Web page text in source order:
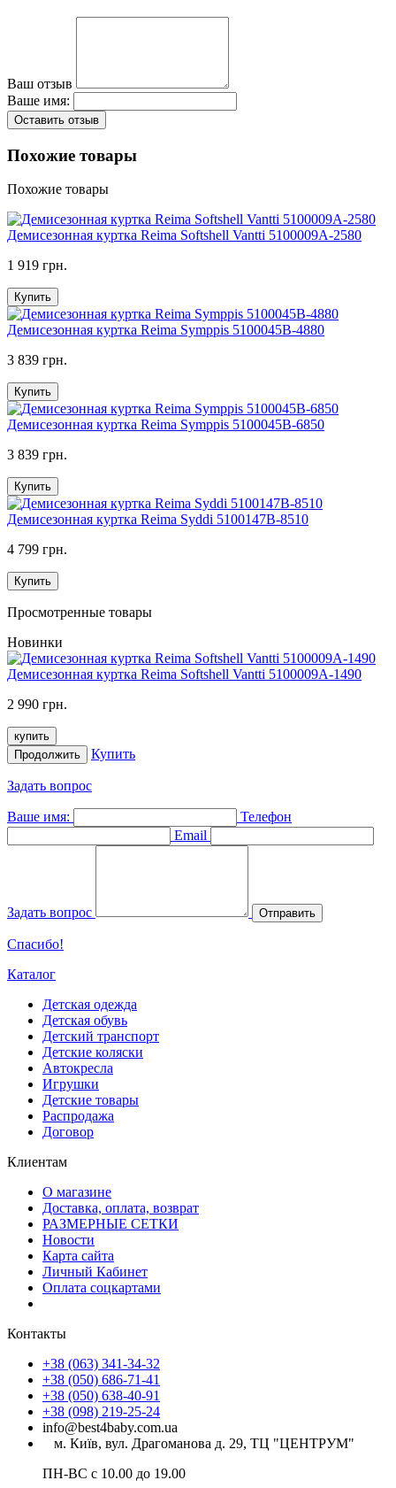
Ваш отзыв
Ваше имя:
Оставить отзыв
Похожие товары
Похожие товары
Демисезонная куртка Reima Softshell Vantti 5100009A-2580
1 919 грн.
Купить
Демисезонная куртка Reima Symppis 5100045B-4880
3 839 грн.
Купить
Демисезонная куртка Reima Symppis 5100045B-6850
3 839 грн.
Купить
Демисезонная куртка Reima Syddi 5100147B-8510
4 799 грн.
Купить
Просмотренные товары
Новинки
Демисезонная куртка Reima Softshell Vantti 5100009A-1490
2 990 грн.
купить
Продолжить
Купить
Задать вопрос
Ваше имя:
Телефон
Email
Задать вопрос Отправить
Спасибо!
Каталог
Детская одежда
Детская обувь
Детский транспорт
Детские коляски
Автокресла
Игрушки
Детские товары
Распродажа
Договор
Клиентам
О магазине
Доставка, оплата, возврат
РАЗМЕРНЫЕ СЕТКИ
Новости
Карта сайта
Личный Кабинет
Оплата соцкартами
Контакты
+38 (063) 341-34-32
+38 (050) 686-71-41
+38 (050) 638-40-91
+38 (098) 219-25-24
info@best4baby.com.ua
м. Київ, вул. Драгоманова д. 29, ТЦ "ЦЕНТРУМ"
ПН-ВС с 10.00 до 19.00